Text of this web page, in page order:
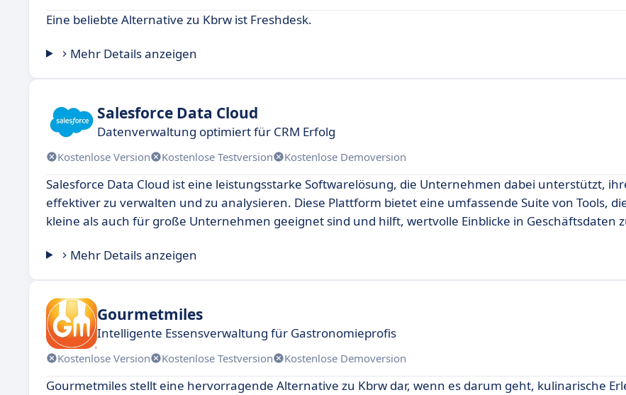
Eine beliebte Alternative zu Kbrw ist Freshdesk.
Mehr Details anzeigen
Salesforce Data Cloud
Datenverwaltung optimiert für CRM Erfolg
Kostenlose Version Kostenlose Testversion Kostenlose Demoversion
Salesforce Data Cloud ist eine leistungsstarke Softwarelösung, die Unternehmen dabei unterstützt,
effektiver zu verwalten und zu analysieren. Diese Plattform bietet eine umfassende Suite von Tools,
kleine als auch für große Unternehmen geeignet sind und hilft, wertvolle Einblicke in Geschäftsdaten
Mehr Details anzeigen
Gourmetmiles
Intelligente Essensverwaltung für Gastronomieprofis
Kostenlose Version Kostenlose Testversion Kostenlose Demoversion
Gourmetmiles stellt eine hervorragende Alternative zu Kbrw dar, wenn es darum geht, kulinarische